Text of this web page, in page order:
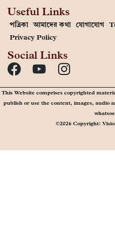
Useful Links
পত্রিকা আমাদের কথা যোগাযোগ
Privacy Policy
Social Links
This Website comprises copyrighted
publish or use the content, images, audio
©2026 Copyright: